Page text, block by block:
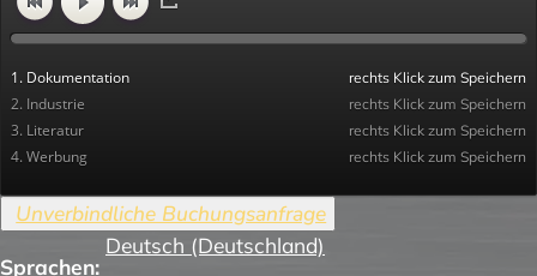
1. Dokumentation rechts Klick zum Speichern
2. Industrie rechts Klick zum Speichern
3. Literatur rechts Klick zum Speichern
4. Werbung rechts Klick zum Speichern
Sprachen:
Deutsch (Deutschland)